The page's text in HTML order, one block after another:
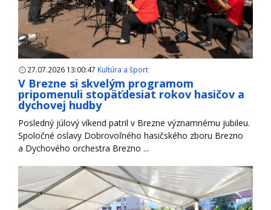
27.07.2026 13:00:47 Kultúra a šport
V Brezne si skvelým programom
pripomenuli stopäťdesiat rokov hasičov a
dychovej hudby
Posledný júlový víkend patril v Brezne významnému jubileu.
Spoločné oslavy Dobrovoľného hasičského zboru Brezno
a Dychového orchestra Brezno ...